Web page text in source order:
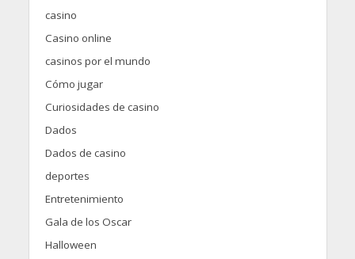
casino
Casino online
casinos por el mundo
Cómo jugar
Curiosidades de casino
Dados
Dados de casino
deportes
Entretenimiento
Gala de los Oscar
Halloween